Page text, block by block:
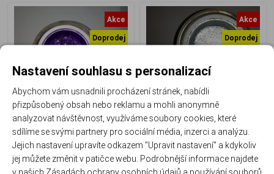
Akce
Doprodej
Elevato UV Color Gel Glitter
Lilak Star 12 g
0%
Skladem
245 Kč
Akce
Doprodej
Elevato UV Color Gel Glitter
Pearl Silver 12 g
0%
Skladem
245 Kč
Nastavení souhlasu s personalizací
Abychom vám usnadnili procházení stránek, nabídli
přizpůsobený obsah nebo reklamu a mohli anonymně
analyzovat návštěvnost, využíváme soubory cookies, které
sdílíme se svými partnery pro sociální média, inzerci a analýzu.
Jejich nastavení upravíte odkazem "Upravit nastavení" a kdykoliv
jej můžete změnit v patičce webu. Podrobnější informace najdete
v našich Zásadách ochrany osobních údajů a používání souborů